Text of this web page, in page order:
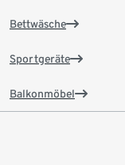
Bettwäsche
Sportgeräte
Balkonmöbel